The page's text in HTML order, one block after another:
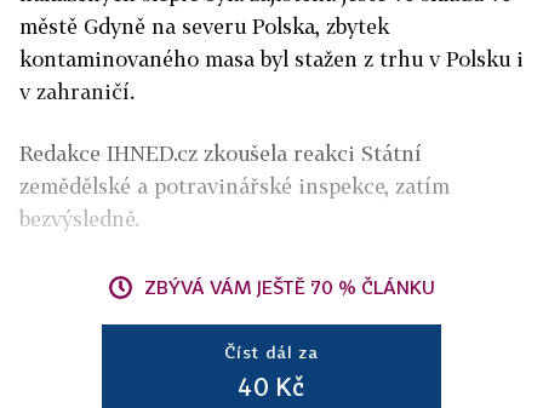
městě Gdyně na severu Polska, zbytek
kontaminovaného masa byl stažen z trhu v Polsku i
v zahraničí.
Redakce IHNED.cz zkoušela reakci Státní
zemědělské a potravinářské inspekce, zatím
bezvýsledně.
ZBÝVÁ VÁM JEŠTĚ 70 % ČLÁNKU
Číst dál za
40 Kč